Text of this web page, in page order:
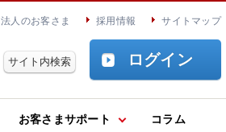
法人のお客さま 採用情報 サイトマップ
ログイン
お客さまサポート コラム